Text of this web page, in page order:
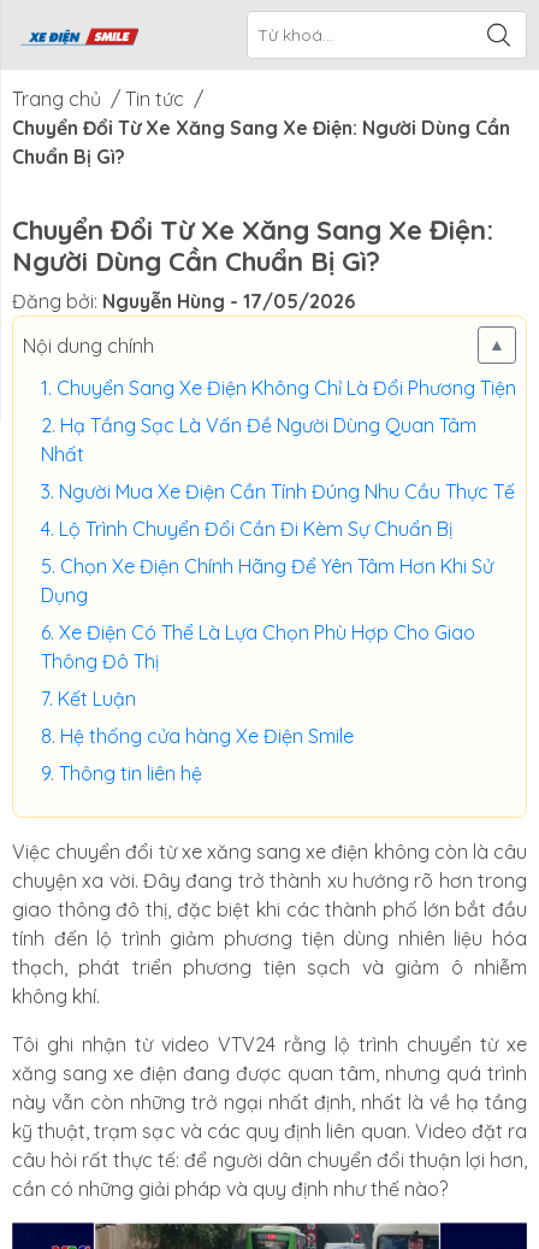
Xe Điện
Smile
CTKM Tháng Blog
Trang chủ / Tin tức /
Chuyển Đổi Từ Xe Xăng Sang Xe Điện: Người Dùng Cần
Chuẩn Bị Gì?
Chuyển Đổi Từ Xe Xăng Sang Xe Điện:
Người Dùng Cần Chuẩn Bị Gì?
Đăng bởi: Nguyễn Hùng - 17/05/2026
Nội dung chính
▲
Chuyển Sang Xe Điện Không Chỉ Là Đổi Phương Tiện
Hạ Tầng Sạc Là Vấn Đề Người Dùng Quan Tâm
Nhất
Người Mua Xe Điện Cần Tính Đúng Nhu Cầu Thực Tế
Lộ Trình Chuyển Đổi Cần Đi Kèm Sự Chuẩn Bị
Chọn Xe Điện Chính Hãng Để Yên Tâm Hơn Khi Sử
Dụng
Xe Điện Có Thể Là Lựa Chọn Phù Hợp Cho Giao
Thông Đô Thị
Kết Luận
Hệ thống cửa hàng Xe Điện Smile
Thông tin liên hệ
Việc chuyển đổi từ xe xăng sang xe điện không còn là câu
chuyện xa vời. Đây đang trở thành xu hướng rõ hơn trong
giao thông đô thị, đặc biệt khi các thành phố lớn bắt đầu
tính đến lộ trình giảm phương tiện dùng nhiên liệu hóa
thạch, phát triển phương tiện sạch và giảm ô nhiễm
không khí.
Tôi ghi nhận từ video VTV24 rằng lộ trình chuyển từ xe
xăng sang xe điện đang được quan tâm, nhưng quá trình
này vẫn còn những trở ngại nhất định, nhất là về hạ tầng
kỹ thuật, trạm sạc và các quy định liên quan. Video đặt ra
câu hỏi rất thực tế: để người dân chuyển đổi thuận lợi hơn,
cần có những giải pháp và quy định như thế nào?